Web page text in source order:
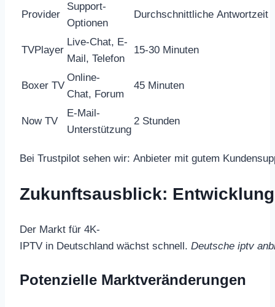
Provider
Support-
Optionen
Durchschnittliche Antwortzeit
TVPlayer
Live-Chat, E-
Mail, Telefon
15-30 Minuten
Boxer TV
Online-
Chat, Forum
45 Minuten
Now TV
E-Mail-
Unterstützung
2 Stunden
Bei Trustpilot sehen wir: Anbieter mit gutem
Zukunftsausblick:
Der Markt für 4K-
IPTV in Deutschland wächst schnell. Deutsche iptv
Potenzielle Marktveränderungen